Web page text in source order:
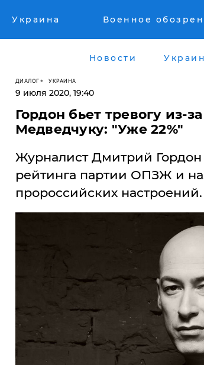
Украина Военное
Новости
ДИАЛОГ УКРАИНА
9 июля 2020, 19:40
Гордон бьет тревогу из-
Медведчуку: ​"Уже 22%"
​Журналист Дмитрий
рейтинга партии ОПЗЖ и
пророссийских настроений.